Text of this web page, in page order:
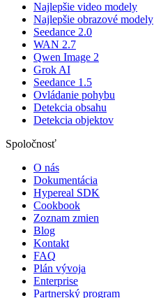
Najlepšie video modely
Najlepšie obrazové modely
Seedance 2.0
WAN 2.7
Qwen Image 2
Grok AI
Seedance 1.5
Ovládanie pohybu
Detekcia obsahu
Detekcia objektov
Spoločnosť
O nás
Dokumentácia
Hypereal SDK
Cookbook
Zoznam zmien
Blog
Kontakt
FAQ
Plán vývoja
Enterprise
Partnerský program